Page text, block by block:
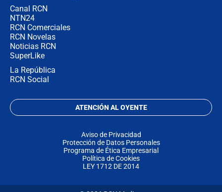
Canal RCN
NTN24
RCN Comerciales
RCN Novelas
Noticias RCN
SuperLike
La República
RCN Social
ATENCIÓN AL OYENTE
Aviso de Privacidad
Protección de Datos Personales
Programa de Ética Empresarial
Política de Cookies
LEY 1712 DE 2014